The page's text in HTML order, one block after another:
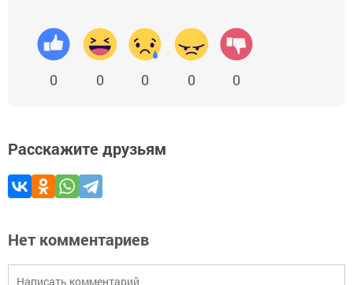
0 0 0 0 0
Расскажите друзьям
Нет комментариев